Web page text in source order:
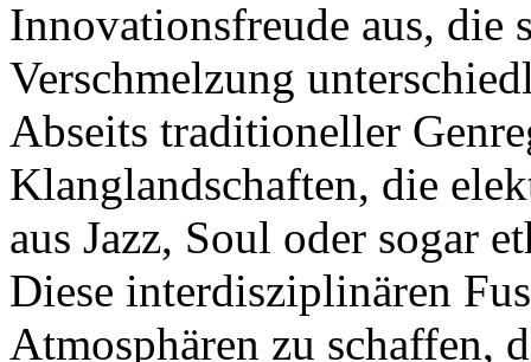
Innovationsfreude aus, die
Verschmelzung
Abseits traditioneller
Klanglandschaften, die
aus Jazz, Soul oder sogar
Diese interdisziplinären
Atmosphären zu schaffen,